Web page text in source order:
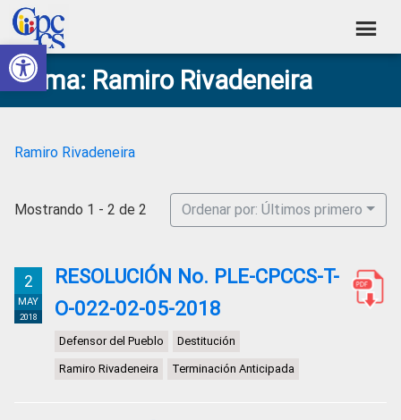
Abrir barra de herramientas
Skip
to
primary
navigation
Skip
to
main
content
Skip
to
primary
sidebar
Skip
to
footer
Consejo
de
Ciudadana
Control
Construyendo
Poder
Ciudadano
Tema: Ramiro Rivadeneira
Ramiro Rivadeneira
Mostrando 1 - 2 de 2 Ordenar por: Últimos primero
2
MAY
2018
RESOLUCIÓN No. PLE-CPCCS-T-
O-022-02-05-2018
Defensor del Pueblo Destitución
Ramiro Rivadeneira Terminación Anticipada